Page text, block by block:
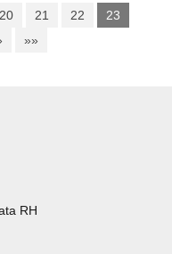
20 21 22
23
»»
RH